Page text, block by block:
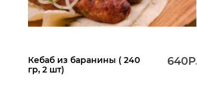
Кебаб из баранины ( 240
гр, 2 шт)
640Р.